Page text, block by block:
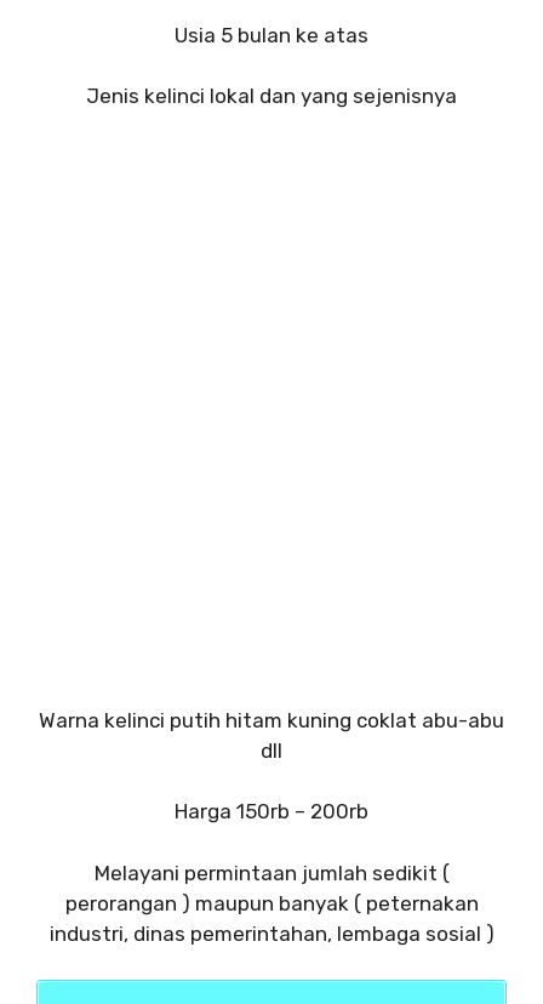
Usia 5 bulan ke atas
Jenis kelinci lokal dan yang sejenisnya
Warna kelinci putih hitam kuning coklat abu-abu
dll
Harga 150rb – 200rb
Melayani permintaan jumlah sedikit (
perorangan ) maupun banyak ( peternakan
industri, dinas pemerintahan, lembaga sosial )